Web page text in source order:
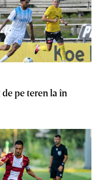
pe teren la în